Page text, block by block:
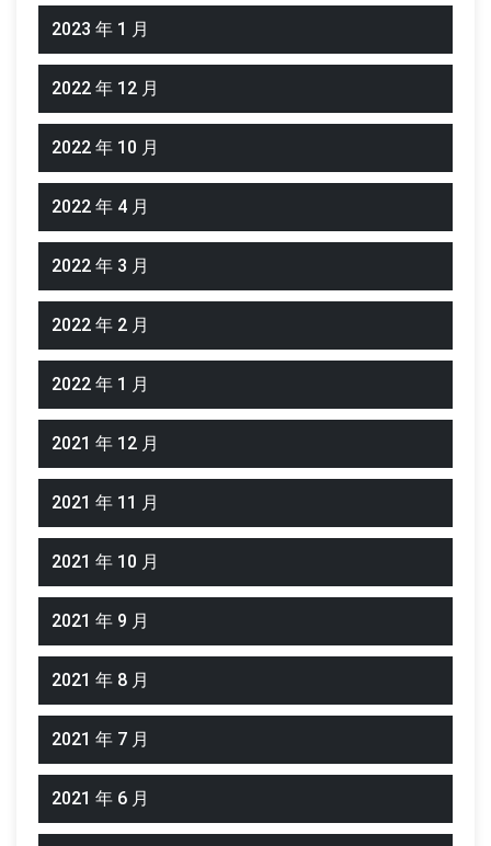
2023 年 1 月
2022 年 12 月
2022 年 10 月
2022 年 4 月
2022 年 3 月
2022 年 2 月
2022 年 1 月
2021 年 12 月
2021 年 11 月
2021 年 10 月
2021 年 9 月
2021 年 8 月
2021 年 7 月
2021 年 6 月